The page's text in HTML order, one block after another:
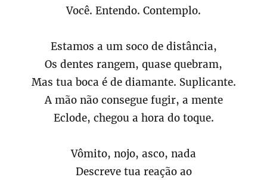
Você. Entendo. Contemplo.
Estamos a um soco de distância,
Os dentes rangem, quase quebram,
Mas tua boca é de diamante. Suplicante.
A mão não consegue fugir, a mente
Eclode, chegou a hora do toque.
Vômito, nojo, asco, nada
Descreve tua reação ao